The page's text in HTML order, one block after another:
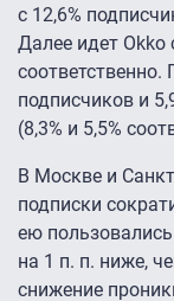
с 12,6%
Далее идет Okko
подписчиков и
(8,3% и 5,5%
В Москве и
подписки
ею пользовались
на 1 п. п. ниже,
снижение